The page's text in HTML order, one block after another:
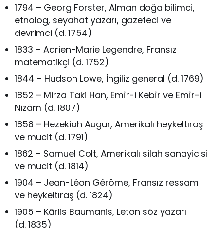
1794 – Georg Forster, Alman doğa bilimci,
etnolog, seyahat yazarı, gazeteci ve
devrimci (d. 1754)
1833 – Adrien-Marie Legendre, Fransız
matematikçi (d. 1752)
1844 – Hudson Lowe, İngiliz general (d. 1769)
1852 – Mirza Taki Han, Emîr-i Kebîr ve Emîr-i
Nizâm (d. 1807)
1858 – Hezekiah Augur, Amerikalı heykeltıraş
ve mucit (d. 1791)
1862 – Samuel Colt, Amerikalı silah sanayicisi
ve mucit (d. 1814)
1904 – Jean-Léon Gérôme, Fransız ressam
ve heykeltıraş (d. 1824)
1905 – Kārlis Baumanis, Leton söz yazarı
(d. 1835)